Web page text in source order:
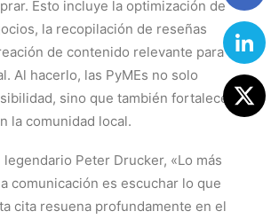
Esto incluye la optimización de
la recopilación de reseñas
de contenido relevante para la
Al hacerlo, las PyMEs no solo
sino que también fortalecen
la comunidad local.
legendario Peter Drucker, «Lo más
comunicación es escuchar lo que
cita resuena profundamente en el